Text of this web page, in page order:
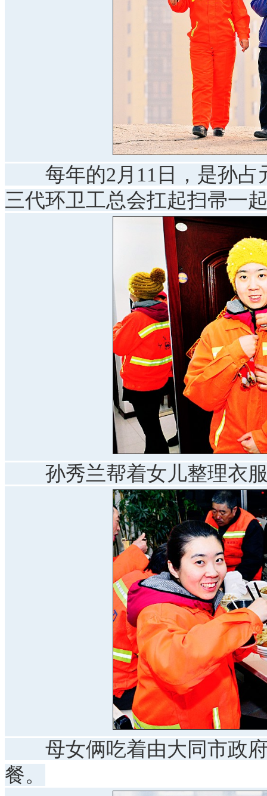
每年的2月11日，是孙占
三代环卫工总会扛起扫帚一
孙秀兰帮着女儿整理衣服
母女俩吃着由大同市政府
餐。